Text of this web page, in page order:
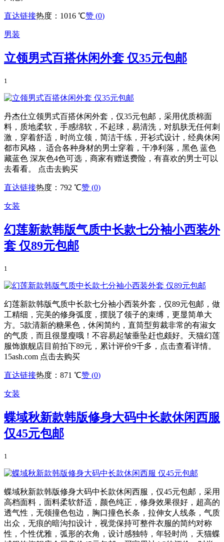
直达链接热度：1016 ℃赞 (0)
男装
立领男式百搭休闲外套 仅35元包邮
1
丹杰仕立领男式百搭休闲外套，仅35元包邮，采用优质棉面
料，质地柔软，手感绵软，不起球，易清洗，对肌肤无任何刺
激，穿着舒适，时尚立领，简洁干练，开衫式设计，经典休闲
都市风格， 适合各种身材的男士穿着，干净利落，黑色 蓝色
藏蓝色 深灰色4色可选，商家有赠送费险，有喜欢的男士可以
去看看。 点击去购买
直达链接热度：792 ℃赞 (0)
女装
幻莲新款韩版气质中长款七分袖小西装外
套 仅89元包邮
1
幻莲新款韩版气质中长款七分袖小西装外套，仅89元包邮，做
工精细，完美的修身弧度，摆脱了领子的束缚，更显简单大
方。5款清新的糖果色，休闲简约，直筒型剪裁非常的有淑女
的气质，而且很显瘦哦！不容易起皱垂坠赶也颇好。天猫幻莲
服饰旗舰店目前拍下89元，累计评价9千多，点击查看详情。
15ash.com 点击去购买
直达链接热度：871 ℃赞 (0)
女装
蝶域秋新款韩版修身大码中长款休闲西服
仅45元包邮
1
蝶域秋新款韩版修身大码中长款休闲西服，仅45元包邮，采用
高档面料，面料柔软舒适，颜色纯正，修身效果很好，超高的
透气性，无领撞色包边，胸口撞色长条，拉伸女人线条，气质
出众，无痕的暗沟扣设计，视觉保持可整件衣服的简约对称
性，个性优雅，弧形的衣角，设计感独特，年轻时尚，天猫蝶